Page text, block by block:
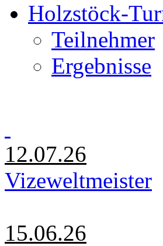
Holzstöck-
Teilnehmer
Ergebnisse
12.07.26
Vizeweltmeister
15.06.26